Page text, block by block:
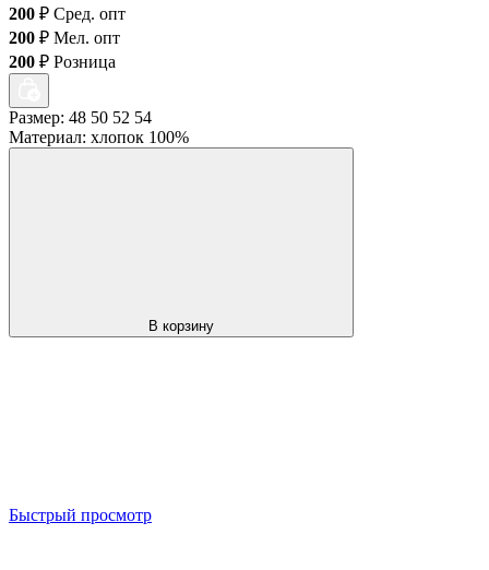
200 ₽ Сред. опт
200 ₽ Мел. опт
200 ₽ Розница
Размер: 48 50 52 54
Материал: хлопок 100%
В корзину
Быстрый просмотр